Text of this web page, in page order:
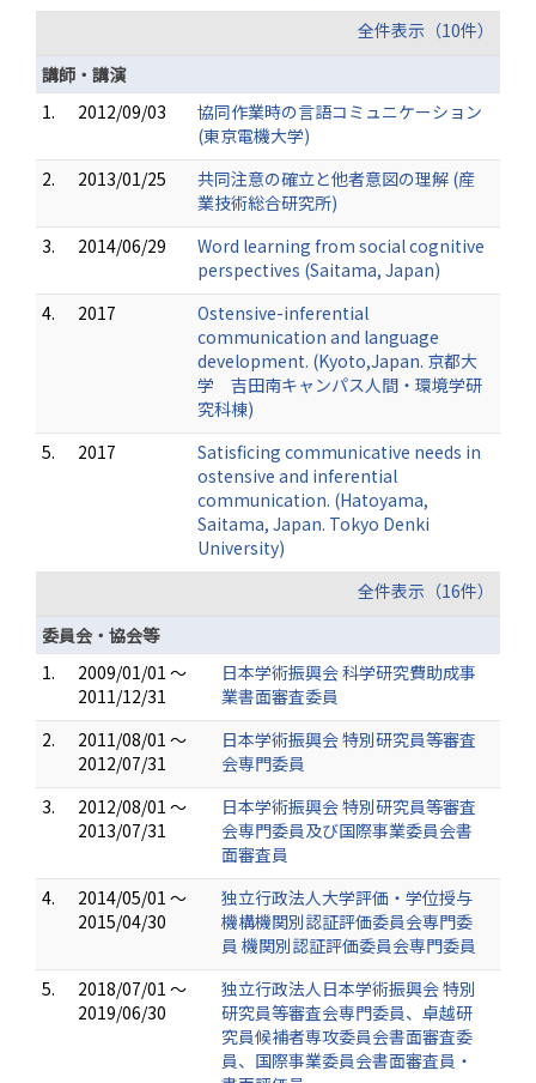
全件表示（10件）
講師・講演
1.
2012/09/03
協同作業時の言語コミュニケーション
(東京電機大学)
2.
2013/01/25
共同注意の確立と他者意図の理解 (産
業技術総合研究所)
3.
2014/06/29
Word learning from social cognitive
perspectives (Saitama, Japan)
4.
2017
Ostensive-inferential
communication and language
development. (Kyoto,Japan. 京都大
学 吉田南キャンパス人間・環境学研
究科棟)
5.
2017
Satisficing communicative needs in
ostensive and inferential
communication. (Hatoyama,
Saitama, Japan. Tokyo Denki
University)
全件表示（16件）
委員会・協会等
1.
2009/01/01 ～
2011/12/31
日本学術振興会 科学研究費助成事
業書面審査委員
2.
2011/08/01 ～
2012/07/31
日本学術振興会 特別研究員等審査
会専門委員
3.
2012/08/01 ～
2013/07/31
日本学術振興会 特別研究員等審査
会専門委員及び国際事業委員会書
面審査員
4.
2014/05/01 ～
2015/04/30
独立行政法人大学評価・学位授与
機構機関別認証評価委員会専門委
員 機関別認証評価委員会専門委員
5.
2018/07/01 ～
2019/06/30
独立行政法人日本学術振興会 特別
研究員等審査会専門委員、卓越研
究員候補者専攻委員会書面審査委
員、国際事業委員会書面審査員・